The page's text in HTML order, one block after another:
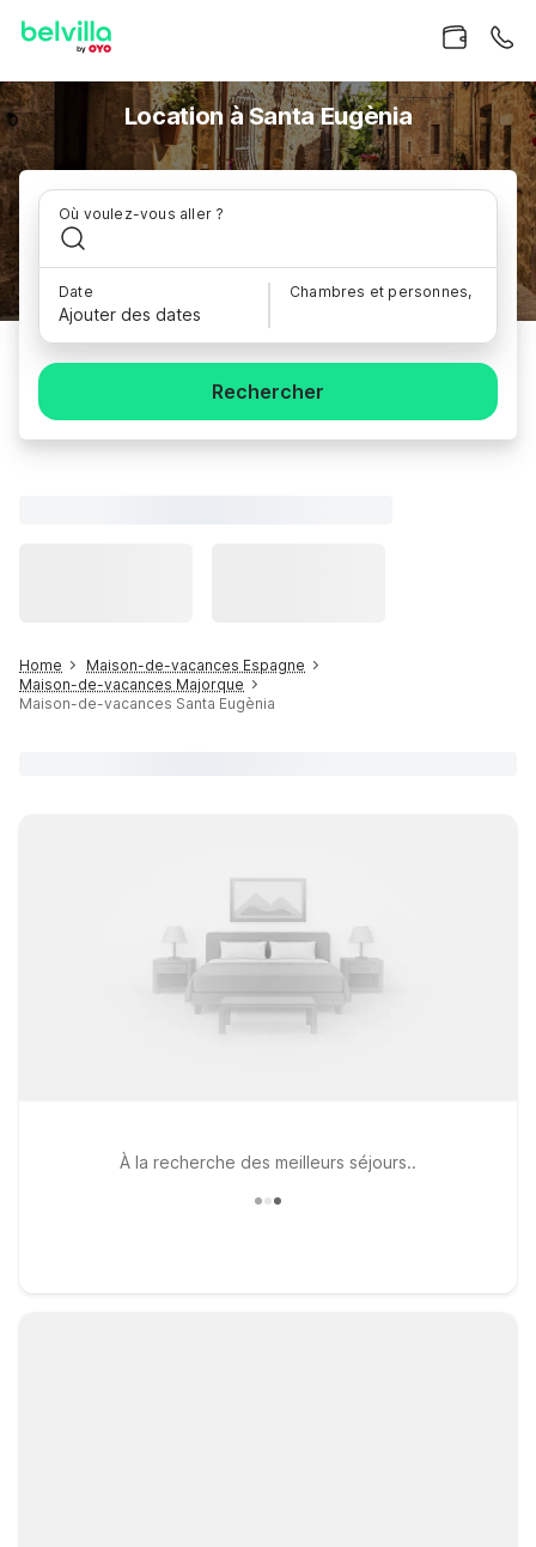
Location à Santa Eugènia
Où voulez-vous aller ?
Date
Ajouter des dates
Chambres et personnes,
Rechercher
Home
Maison-de-vacances Espagne
Maison-de-vacances Majorque
Maison-de-vacances Santa Eugènia
À la recherche des meilleurs séjours..